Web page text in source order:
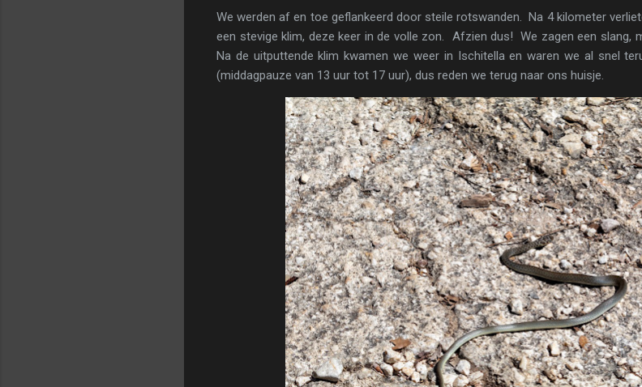
We werden af en toe geflankeerd door steile rotswanden. Na 4 kilometer
een stevige klim, deze keer in de volle zon. Afzien dus! We zagen een slang,
Na de uitputtende klim kwamen we weer in Ischitella en waren we al snel
(middagpauze van 13 uur tot 17 uur), dus reden we terug naar ons huisje.